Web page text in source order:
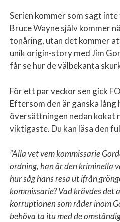
Serien kommer som sagt
Bruce Wayne själv kommer
tonåring, utan det kommer
unik origin-story med Jim
får se hur de välbekanta
För ett par veckor sen gick
Eftersom den är ganska lång
översättningen nedan kokat
viktigaste. Du kan läsa den
”Alla vet vem kommissarie
ordning, han är den kriminella
hur såg hans resa ut ifrån
kommissarie? Vad krävdes det
korruptionen som råder inom
behöva ta itu med de